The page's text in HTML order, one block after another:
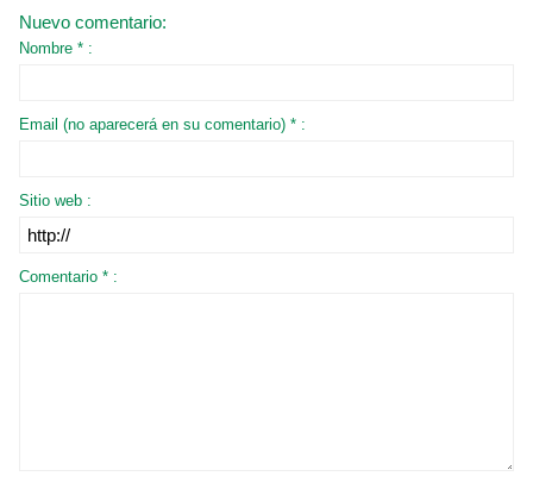
Nuevo comentario:
Nombre * :
Email (no aparecerá en su comentario) * :
Sitio web :
Comentario * :